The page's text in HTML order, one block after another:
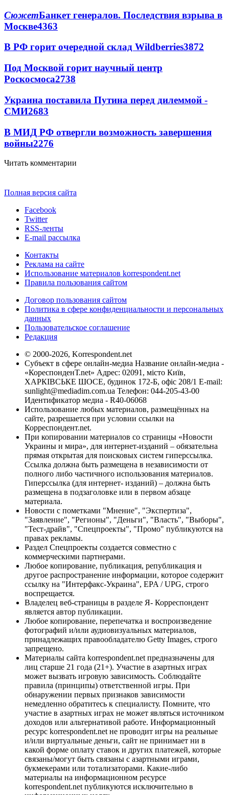
СюжетБанкет генералов. Последствия взрыва в
Москве4363
В РФ горит очередной склад Wildberries3872
Под Москвой горит научный центр
Роскосмоса2738
Украина поставила Путина перед дилеммой -
СМИ2683
В МИД РФ отвергли возможность завершения
войны2276
Читать комментарии
Полная версия сайта
Facebook
Twitter
RSS-ленты
E-mail рассылка
Контакты
Реклама на сайте
Использование материалов korrespondent.net
Правила пользования сайтом
Договор пользования сайтом
Политика в сфере конфиденциальности и персональных
данных
Пользовательское соглашение
Редакция
© 2000-2026, Korrespondent.net
Субъект в сфере онлайн-медиа Название онлайн-медиа -
«КореспонденТ.net» Адрес: 02091, місто Київ,
ХАРКІВСЬКЕ ШОСЕ, будинок 172-Б, офіс 208/1 E-mail:
sunlight@mediadim.com.ua Телефон: 044-205-43-00
Идентификатор медиа - R40-06068
Использование любых материалов, размещённых на
сайте, разрешается при условии ссылки на
Корреспондент.net.
При копировании материалов со страницы «Новости
Украины и мира», для интернет-изданий – обязательна
прямая открытая для поисковых систем гиперссылка.
Ссылка должна быть размещена в независимости от
полного либо частичного использования материалов.
Гиперссылка (для интернет- изданий) – должна быть
размещена в подзаголовке или в первом абзаце
материала.
Новости с пометками "Мнение", "Экспертиза",
"Заявление", "Регионы", "Деньги", "Власть", "Выборы",
"Тест-драйв", "Спецпроекты", "Промо" публикуются на
правах рекламы.
Раздел Спецпроекты создается совместно с
коммерческими партнерами.
Любое копирование, публикация, републикация и
другое распространение информации, которое содержит
ссылку на "Интерфакс-Украина", EPA / UPG, строго
воспрещается.
Владелец веб-страницы в разделе Я- Корреспондент
является автор публикации.
Любое копирование, перепечатка и воспроизведение
фотографий и/или аудиовизуальных материалов,
принадлежащих правообладателю Getty Images, строго
запрещено.
Материалы сайта korrespondent.net предназначены для
лиц старше 21 года (21+). Участие в азартных играх
может вызвать игровую зависимость. Соблюдайте
правила (принципы) ответственной игры. При
обнаружении первых признаков зависимости
немедленно обратитесь к специалисту. Помните, что
участие в азартных играх не может являться источником
доходов или альтернативой работе. Информационный
ресурс korrespondent.net не проводит игры на реальные
и/или виртуальные деньги, сайт не принимает ни в
какой форме оплату ставок и других платежей, которые
связаны/могут быть связаны с азартными играми,
букмекерами или тотализаторами. Какие-либо
материалы на информационном ресурсе
korrespondent.net публикуются исключительно в